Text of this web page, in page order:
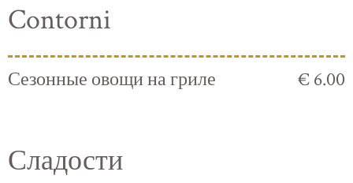
Contorni
Сезонные овощи на гриле € 6.00
Сладости